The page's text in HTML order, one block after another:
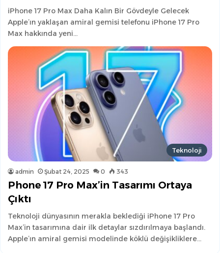
iPhone 17 Pro Max Daha Kalın Bir Gövdeyle Gelecek
Apple’ın yaklaşan amiral gemisi telefonu iPhone 17 Pro
Max hakkında yeni…
Teknoloji
admin Şubat 24, 2025 0 343
Phone 17 Pro Max’in Tasarımı Ortaya
Çıktı
Teknoloji dünyasının merakla beklediği iPhone 17 Pro
Max’in tasarımına dair ilk detaylar sızdırılmaya başlandı.
Apple’ın amiral gemisi modelinde köklü değişikliklere…